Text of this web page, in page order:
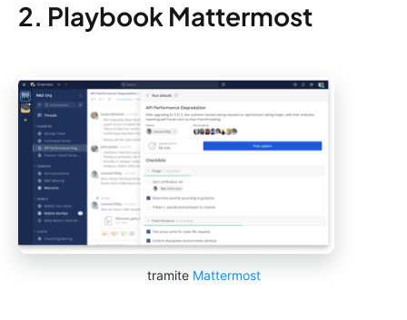
2. Playbook Mattermost
tramite Mattermost